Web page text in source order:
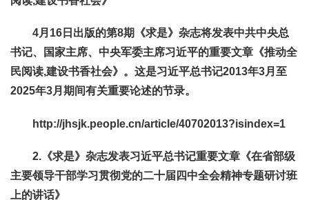
4月16日出版的第8期《求是》杂志将发表中共中央总
书记、国家主席、中央军委主席习近平的重要文章《推动全
民阅读,建设书香社会》。这是习近平总书记2013年3月至
2025年3月期间有关重要论述的节录。
http://jhsjk.people.cn/article/40702013?isindex=1
2.《求是》杂志发表习近平总书记重要文章《在省部级
主要领导干部学习贯彻党的二十届四中全会精神专题研讨班
上的讲话》